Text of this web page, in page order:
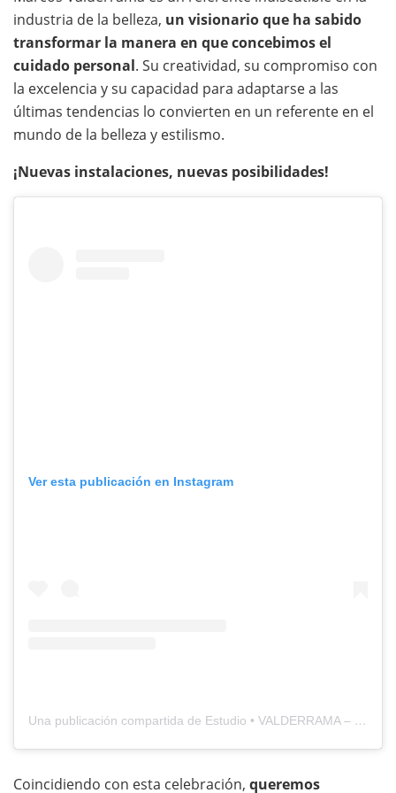
industria de la belleza, un visionario que ha sabido
transformar la manera en que concebimos el
cuidado personal. Su creatividad, su compromiso con
la excelencia y su capacidad para adaptarse a las
últimas tendencias lo convierten en un referente en el
mundo de la belleza y estilismo.
¡Nuevas instalaciones, nuevas posibilidades!
Ver esta publicación en Instagram
Una publicación compartida de Estudio • VALDERRAMA – Estilista Profesional – Peluqueria (@valderramaestudio)
Coincidiendo con esta celebración, queremos